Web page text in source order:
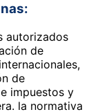
autorizados
de
de
impuestos y
la normativa